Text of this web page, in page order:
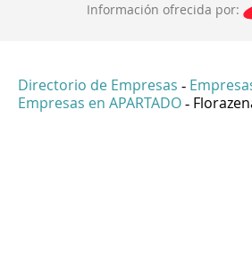
Información ofrecida por:
Directorio de Empresas -
Empresas en APARTADO -